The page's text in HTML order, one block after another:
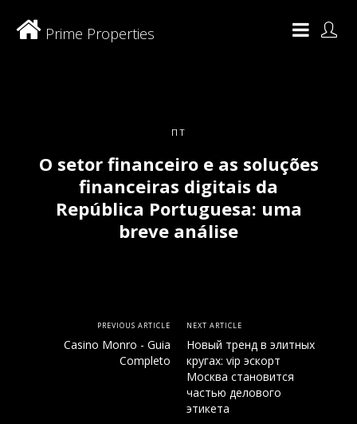
ПТ
O setor financeiro e as soluções
financeiras digitais da
República Portuguesa: uma
breve análise
PREVIOUS ARTICLE
Casino Monro - Guia
Completo
NEXT ARTICLE
Новый тренд в элитных
кругах: vip эскорт
Москва становится
частью делового
этикета
Prime Properties